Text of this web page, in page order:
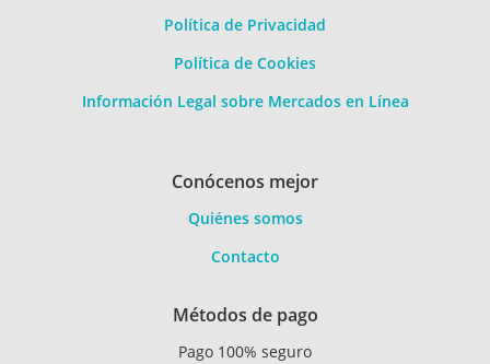
Política de Privacidad
Política de Cookies
Información Legal sobre Mercados en Línea
Conócenos mejor
Quiénes somos
Contacto
Métodos de pago
Pago 100% seguro